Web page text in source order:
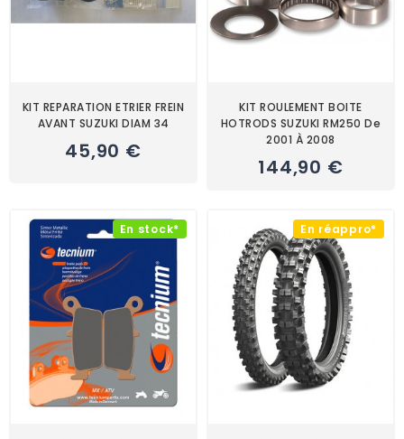
KIT REPARATION ETRIER FREIN
AVANT SUZUKI DIAM 34
45,90 €
KIT ROULEMENT BOITE
HOTRODS SUZUKI RM250 De
2001 À 2008
144,90 €
En stock* En réappro*